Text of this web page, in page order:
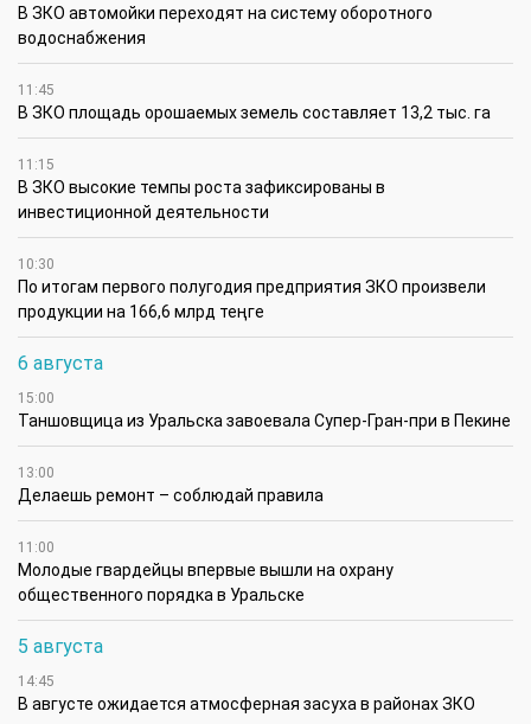
В ЗКО автомойки переходят на систему оборотного
водоснабжения
11:45
В ЗКО площадь орошаемых земель составляет 13,2 тыс. га
11:15
В ЗКО высокие темпы роста зафиксированы в
инвестиционной деятельности
10:30
По итогам первого полугодия предприятия ЗКО произвели
продукции на 166,6 млрд теңге
6 августа
15:00
Таншовщица из Уральска завоевала Супер-Гран-при в Пекине
13:00
Делаешь ремонт – соблюдай правила
11:00
Молодые гвардейцы впервые вышли на охрану
общественного порядка в Уральске
5 августа
14:45
В августе ожидается атмосферная засуха в районах ЗКО